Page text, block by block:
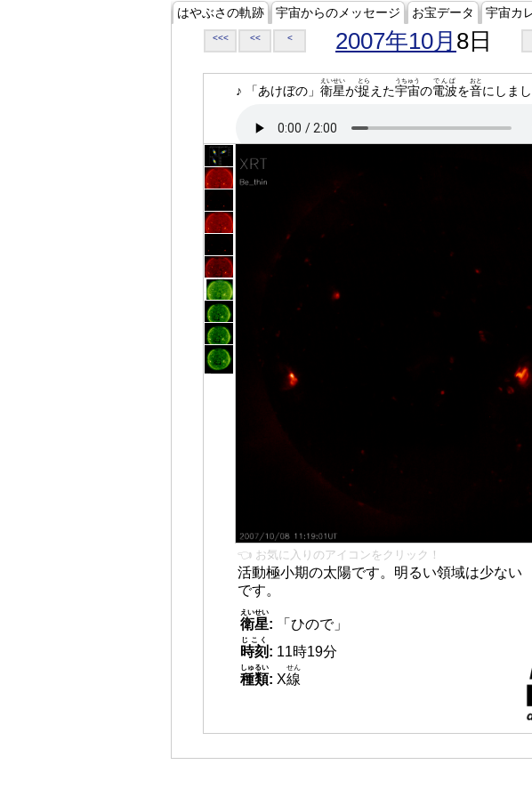
はやぶさの軌跡 宇宙からのメッセージ お宝データ 宇宙カ
<<< << < 2007年10月 8日
♪ 「あけぼの」 衛星
えいせい
が捉
とら
えた宇宙
うちゅう
の電波
でんぱ
を音
おと
にしまし
👈 お気に入りのアイコンをクリック！
活動極小期の太陽です。明るい領域は少ない
です。
衛星
えいせい
:
「ひので」
時刻
じこく
: 11時19分
種類
しゅるい
: X線
せん